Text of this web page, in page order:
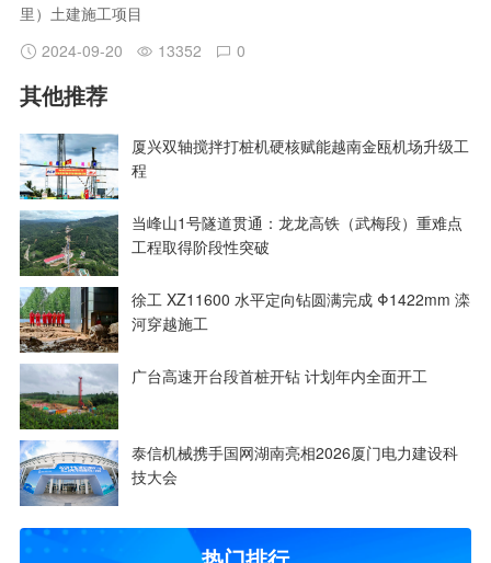
里）土建施工项目
2024-09-20
13352 0
其他推荐
厦兴双轴搅拌打桩机硬核赋能越南金瓯机场升级工
程
当峰山1号隧道贯通：龙龙高铁（武梅段）重难点
工程取得阶段性突破
徐工 XZ11600 水平定向钻圆满完成 Φ1422mm 滦
河穿越施工
广台高速开台段首桩开钻 计划年内全面开工
泰信机械携手国网湖南亮相2026厦门电力建设科
技大会